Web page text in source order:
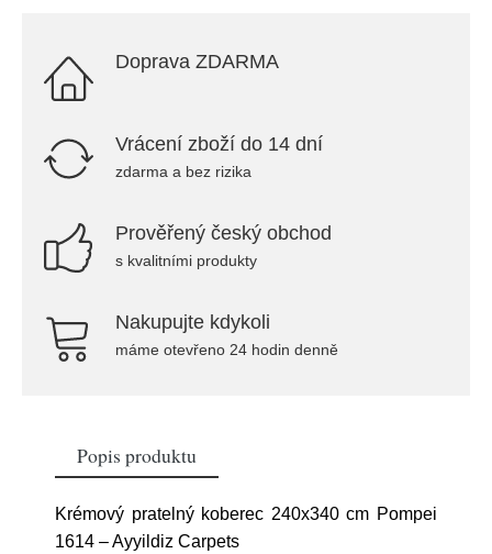
Doprava ZDARMA
Vrácení zboží do 14 dní
zdarma a bez rizika
Prověřený český obchod
s kvalitními produkty
Nakupujte kdykoli
máme otevřeno 24 hodin denně
Popis produktu
Krémový pratelný koberec 240x340 cm Pompei
1614 – Ayyildiz Carpets